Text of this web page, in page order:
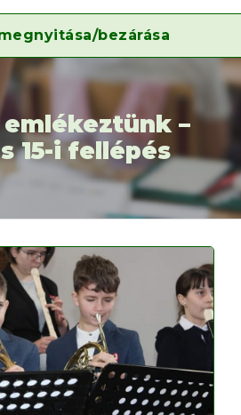
bezárása
–
15-i fellépés